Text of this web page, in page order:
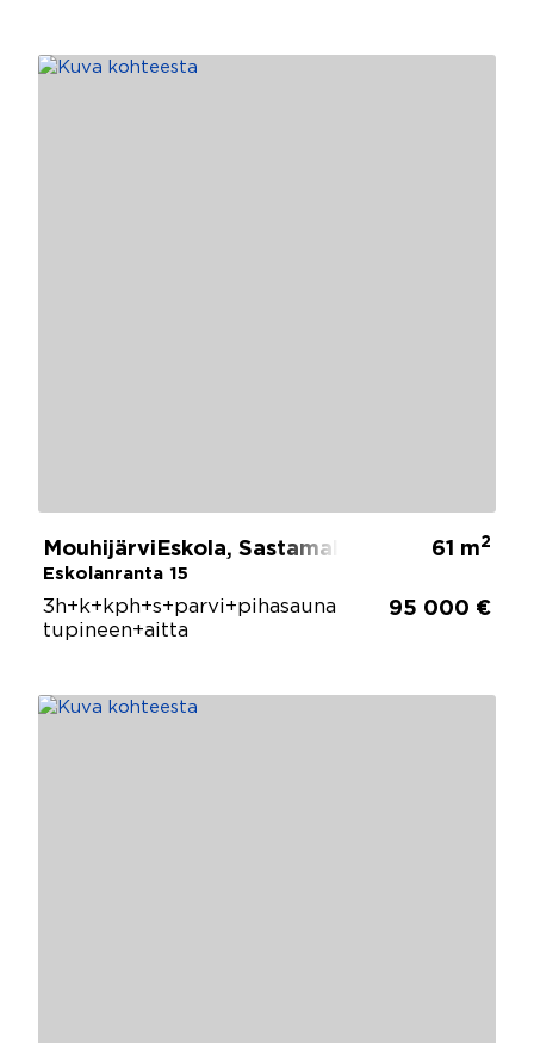
MouhijärviEskola, Sastamala
Eskolanranta 15
61 m2
3h+k+kph+s+parvi+pihasauna
tupineen+aitta
95 000 €